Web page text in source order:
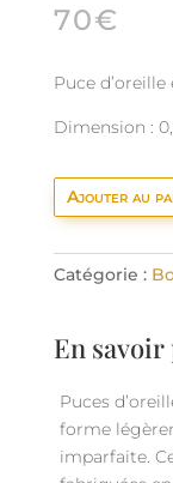
70€
Puce
Dimension :
Ajouter au
Catégorie :
En savoir
Puces
forme
imparfaite.